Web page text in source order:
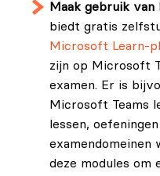
Maak gebruik
biedt gratis
Microsoft Learn-
zijn op Microsoft
examen. Er is
Microsoft Teams
lessen,
examendomeinen
deze modules om